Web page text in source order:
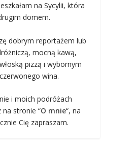
na Sycylii, która
domem.
dobrym reportażem lub
mocną kawą,
pizzą i wybornym
wina.
i moich podróżach
na stronie “O mnie“, na
Cię zapraszam.